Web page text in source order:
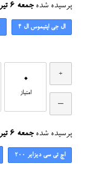
پرسیده شده جمعه ۶ تیر ۱۳۹۳
ال جی اپتیموس ال ۴
0
امتیاز
پرسیده شده جمعه ۶ تیر ۱۳۹۳
اچ تی سی دیزایر ۲۰۰